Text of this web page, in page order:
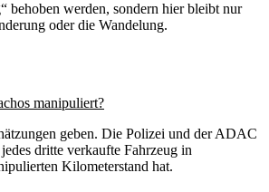
behoben werden, sondern hier bleibt nur
oder die Wandelung.
manipuliert?
geben. Die Polizei und der ADAC
dritte verkaufte Fahrzeug in
Kilometerstand hat.